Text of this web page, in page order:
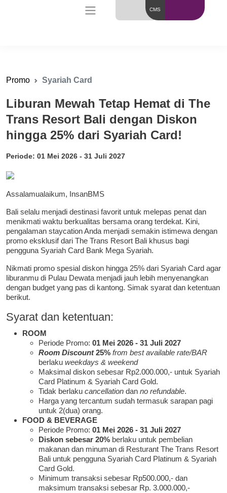
CMS
Promo Syariah Card
Liburan Mewah Tetap Hemat di The
Trans Resort Bali dengan Diskon
hingga 25% dari Syariah Card!
Periode: 01 Mei 2026 - 31 Juli 2027
Assalamualaikum, InsanBMS
Bali selalu menjadi destinasi favorit untuk melepas penat dan
menikmati waktu berkualitas bersama orang terdekat. Kini,
pengalaman staycation Anda menjadi semakin istimewa dengan
promo eksklusif dari The Trans Resort Bali khusus bagi
pengguna Syariah Card Bank Mega Syariah.
Nikmati promo spesial diskon hingga 25% dari Syariah Card agar
liburanmu di Pulau Dewata menjadi jauh lebih menyenangkan
dengan budget yang pas di kantong. Simak syarat dan ketentuan
berikut.
Syarat dan ketentuan:
ROOM
Periode Promo: 01 Mei 2026 - 31 Juli 2027
Room Discount25% from best available rate/BAR
berlaku weekdays & weekend
Maksimal diskon sebesar Rp2.000.000,- untuk Syariah
Card Platinum & Syariah Card Gold.
Tidak berlaku cancellation dan no refundable.
Harga yang tercantum sudah termasuk sarapan pagi
untuk 2(dua) orang.
FOOD & BEVERAGE
Periode Promo: 01 Mei 2026 - 31 Juli 2027
Diskon sebesar 20% berlaku untuk pembelian
makanan dan minuman di Resturant The Trans Resort
Bali untuk pengguna Syariah Card Platinum & Syariah
Card Gold.
Minimum transaksi sebesar Rp500.000,- dan
maksimum transaksi sebesar Rp. 3.000.000,-